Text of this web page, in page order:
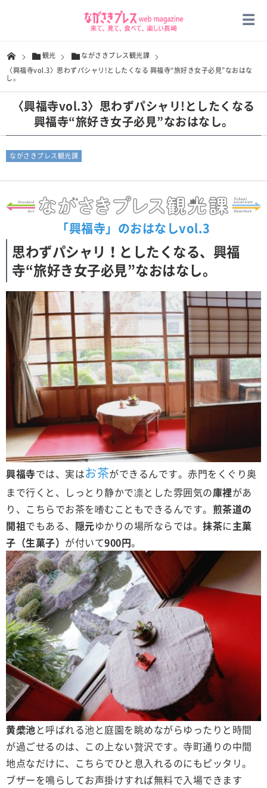
観光
ながさきプレス観光課
〈興福寺vol.3〉思わずパシャリ!としたくなる 興福寺“旅好き女子必見”なおはな
し。
〈興福寺vol.3〉思わずパシャリ!としたくなる
興福寺“旅好き女子必見”なおはなし。
ながさきプレス観光課
「興福寺」のおはなしvol.3
思わずパシャリ！としたくなる、興福
寺“旅好き女子必見”なおはなし。
興福寺では、実はお茶ができるんです。赤門をくぐり奥
まで行くと、しっとり静かで凛とした雰囲気の庫裡があ
り、こちらでお茶を嗜むこともできるんです。 煎茶道の
開祖でもある、 隠元ゆかりの場所ならでは。 抹茶に主菓
子（生菓子） が付いて900円。
黄檗池と呼ばれる池と庭園を眺めながらゆったりと時間
が過ごせるのは、この上ない贅沢です。寺町通りの中間
地点なだけに、こちらでひと息入れるのにもピッタリ。
ブザーを鳴らしてお声掛けすれば無料で入場できます